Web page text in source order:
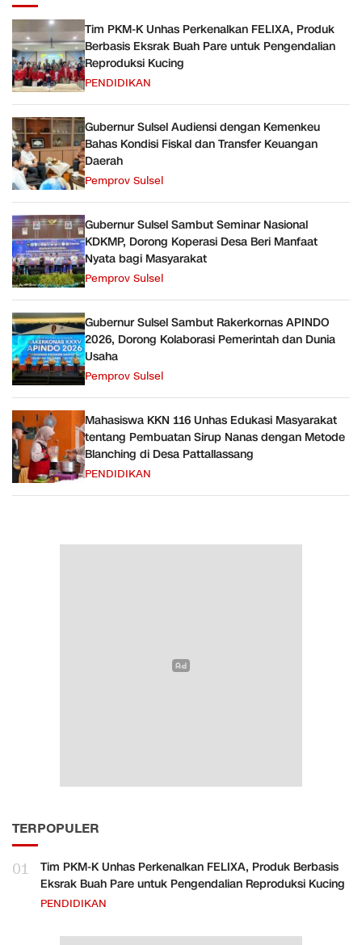
Tim PKM-K Unhas Perkenalkan FELIXA, Produk
Berbasis Eksrak Buah Pare untuk Pengendalian
Reproduksi Kucing
PENDIDIKAN
Gubernur Sulsel Audiensi dengan Kemenkeu
Bahas Kondisi Fiskal dan Transfer Keuangan
Daerah
Pemprov Sulsel
Gubernur Sulsel Sambut Seminar Nasional
KDKMP, Dorong Koperasi Desa Beri Manfaat
Nyata bagi Masyarakat
Pemprov Sulsel
Gubernur Sulsel Sambut Rakerkornas APINDO
2026, Dorong Kolaborasi Pemerintah dan Dunia
Usaha
Pemprov Sulsel
Mahasiswa KKN 116 Unhas Edukasi Masyarakat
tentang Pembuatan Sirup Nanas dengan Metode
Blanching di Desa Pattallassang
PENDIDIKAN
TERPOPULER
01
Tim PKM-K Unhas Perkenalkan FELIXA, Produk Berbasis
Eksrak Buah Pare untuk Pengendalian Reproduksi Kucing
PENDIDIKAN